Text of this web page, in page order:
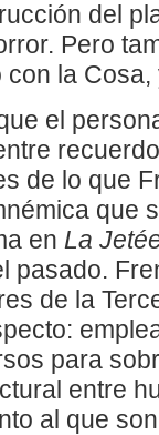
del
Pero
la
el
de lo que
que
en La
pasado.
de la
para
entre
al que